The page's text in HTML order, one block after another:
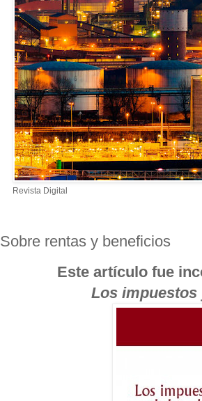
Revista Digital
Sobre rentas y beneficios
Este artículo fue
Los impuestos